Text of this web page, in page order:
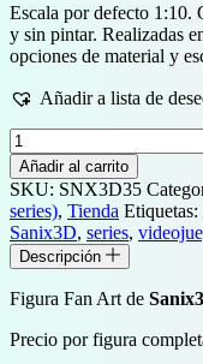
Escala por defecto 1:10.
y sin pintar. Realizadas
opciones de material y
Añadir a lista de
Despicable
Me
–
Minions
cantidad
Añadir al carrito
SKU: SNX3D35
series), Tienda Etiquetas:
Sanix3D, series,
Descripción
Figura Fan Art de
Precio por figura